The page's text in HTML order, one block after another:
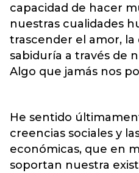
capacidad de hacer
nuestras cualidades
trascender el amor, la
sabiduría a través de
Algo que jamás nos
He sentido
creencias sociales y
económicas, que en
soportan nuestra